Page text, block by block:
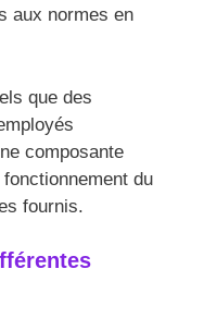
aux normes en
que des
composante
du
fournis.